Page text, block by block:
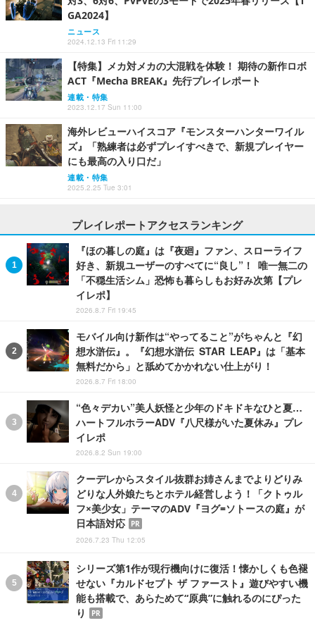
GA2024】
ニュース
2024.12.13 Fri 11:29
【特集】メカ対メカの大混戦を体験！ 期待の新作ロボ
ACT『Mecha BREAK』先行プレイレポート
連載・特集
2023.12.17 Sun 11:00
海外レビューハイスコア『モンスターハンターワイル
ズ』「熟練者は必ずプレイすべきで、新規プレイヤー
にも最高の入り口だ」
連載・特集
2025.2.25 Tue 3:01
プレイレポートアクセスランキング
『ほの暮しの庭』は『夜廻』ファン、スローライフ
好き、新規ユーザーのすべてに“良し”！ 唯一無二の
「不穏生活シム」恐怖も暮らしもお好み次第【プレ
イレポ】
2026.8.7 Fri 19:45
モバイル向け新作は“やってること”がちゃんと『幻
想水滸伝』。『幻想水滸伝 STAR LEAP』は「基本
無料だから」と舐めてかかれない仕上がり！
2026.8.7 Fri 18:00
“色々デカい”美人妖怪と少年のドキドキなひと夏…
ハートフルホラーADV『八尺様がいた夏休み』プレ
イレポ
2026.8.2 Sun 19:00
クーデレからスタイル抜群お姉さんまでよりどりみ
どりな人外娘たちとホテル経営しよう！「クトゥル
フ×美少女」テーマのADV『ヨグ=ソトースの庭』が
日本語対応
PR
2026.7.23 Thu 12:05
シリーズ第1作が現行機向けに復活！懐かしくも色褪
せない『カルドセプト ザ ファースト』遊びやすい機
能も搭載で、あらためて“原典”に触れるのにぴった
り
PR